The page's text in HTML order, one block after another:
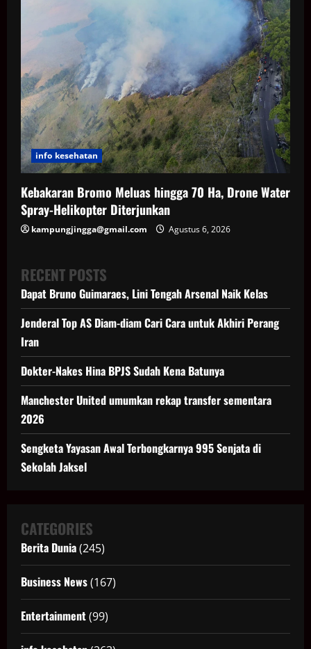
info kesehatan
Kebakaran Bromo Meluas hingga 70 Ha, Drone Water
Spray-Helikopter Diterjunkan
kampungjingga@gmail.com Agustus 6, 2026
RECENT POSTS
Dapat Bruno Guimaraes, Lini Tengah Arsenal Naik Kelas
Jenderal Top AS Diam-diam Cari Cara untuk Akhiri Perang
Iran
Dokter-Nakes Hina BPJS Sudah Kena Batunya
Manchester United umumkan rekap transfer sementara
2026
Sengketa Yayasan Awal Terbongkarnya 995 Senjata di
Sekolah Jaksel
CATEGORIES
Berita Dunia(245)
Business News(167)
Entertainment(99)